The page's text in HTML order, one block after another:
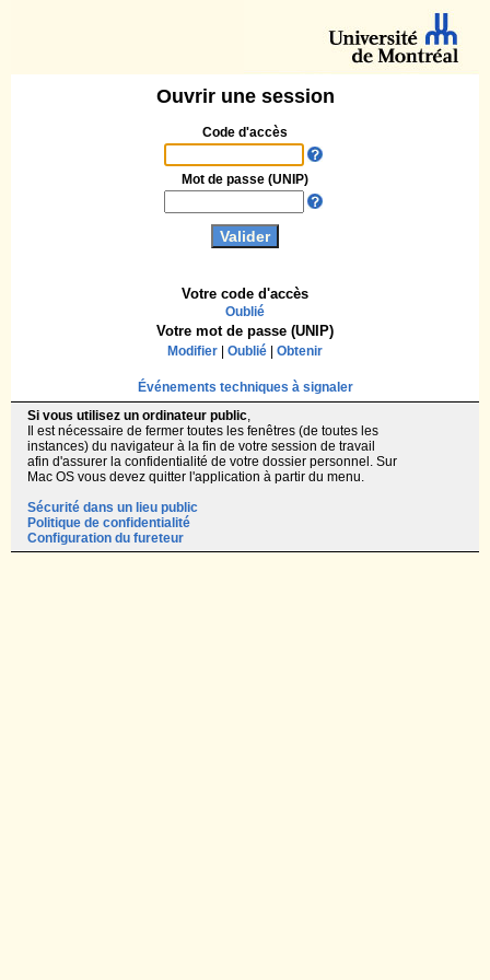
Ouvrir une session
Code d'accès
Votre code d'accès
Oublié
Mot de passe (UNIP)
Votre mot de passe (UNIP)
Modifier Oublié Obtenir
Événements techniques à signaler
Si vous utilisez un ordinateur public,
Il est nécessaire de fermer toutes les fenêtres (de toutes les
instances) du navigateur à la fin de votre session de travail
afin d'assurer la confidentialité de votre dossier personnel. Sur
Mac OS vous devez quitter l'application à partir du menu.
Sécurité dans un lieu public
Politique de confidentialité
Configuration du fureteur